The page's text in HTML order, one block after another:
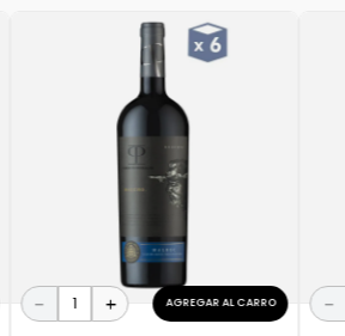
＋
－ AGREGAR AL CARRO －